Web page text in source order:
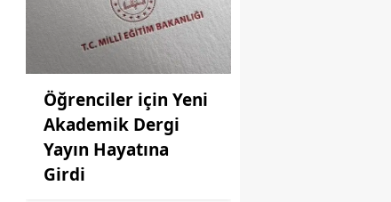
Öğrenciler için Yeni
Akademik Dergi
Yayın Hayatına
Girdi